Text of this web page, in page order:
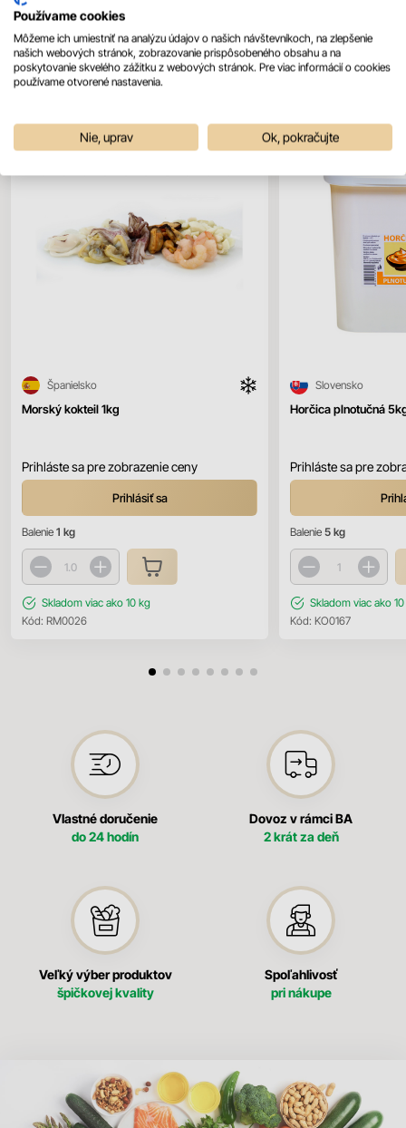
Mohlo by sa vám páčiť Všetky produkty
Morský kokteil 1kg
Španielsko
Prihláste sa pre zobrazenie ceny
Prihlásiť sa
Balenie 1 kg
Skladom viac ako 10 kg
Kód: RM0026
Horčica plnotučná
Slovensko
Prihláste sa pre
Balenie 5 kg
Skladom viac ako
Kód: KO0167
Vlastné doručenie
do 24 hodín
Dovoz v rámci BA
2 krát za deň
Veľký výber produktov
špičkovej kvality
Spoľahlivosť
pri nákupe
Používame cookies
Môžeme ich umiestniť na analýzu údajov o našich návštevníkoch, na zlepšenie
našich webových stránok, zobrazovanie prispôsobeného obsahu a na
poskytovanie skvelého zážitku z webových stránok. Pre viac informácií o cookies
používame otvorené nastavenia.
Nie, uprav Ok, pokračujte